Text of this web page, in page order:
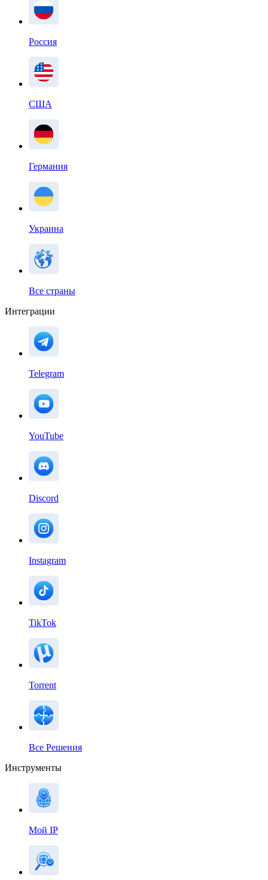
Россия
США
Германия
Украина
Все страны
Интеграции
Telegram
YouTube
Discord
Instagram
TikTok
Torrent
Все Решения
Инструменты
Мой IP